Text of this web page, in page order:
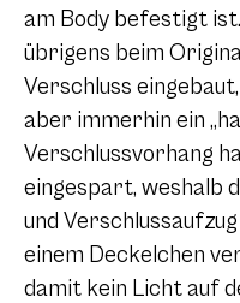
am Body befestigt ist.
übrigens beim
Verschluss
aber immerhin ein
Verschlussvorhang
eingespart, weshalb
und
einem Deckelchen
damit kein Licht auf